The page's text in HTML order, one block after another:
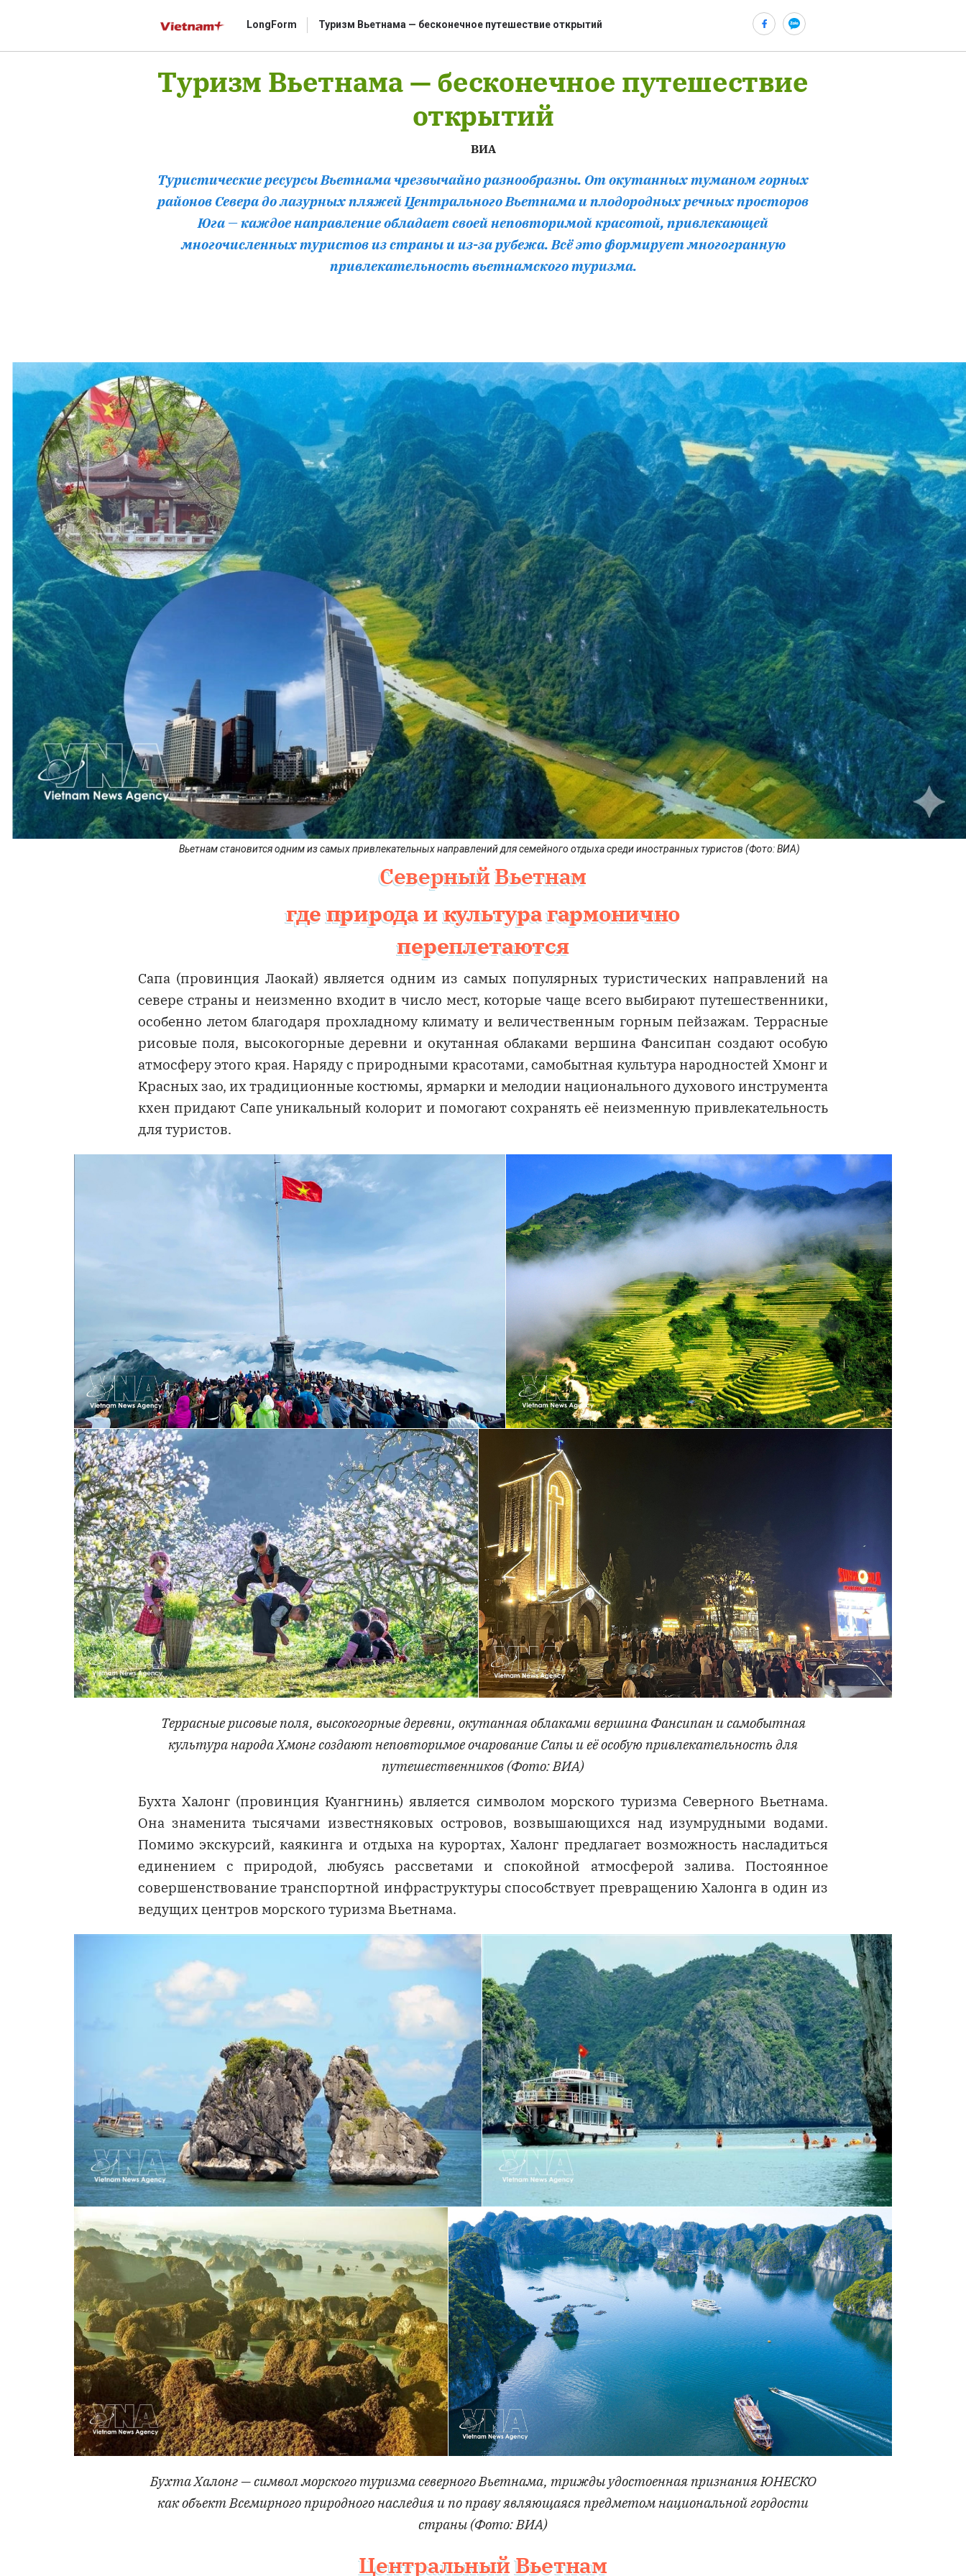
Туризм Вьетнама — бесконечное путешествие
открытий
ВИА
Туристические ресурсы Вьетнама чрезвычайно разнообразны. От окутанных туманом горных
районов Севера до лазурных пляжей Центрального Вьетнама и плодородных речных просторов
Юга — каждое направление обладает своей неповторимой красотой, привлекающей
многочисленных туристов из страны и из-за рубежа. Всё это формирует многогранную
привлекательность вьетнамского туризма.
Вьетнам становится одним из самых привлекательных направлений для семейного отдыха среди иностранных туристов (Фото: ВИА)
Северный Вьетнам
где природа и культура гармонично
переплетаются
Сапа (провинция Лаокай) является одним из самых популярных туристических направлений на
севере страны и неизменно входит в число мест, которые чаще всего выбирают путешественники,
особенно летом благодаря прохладному климату и величественным горным пейзажам. Террасные
рисовые поля, высокогорные деревни и окутанная облаками вершина Фансипан создают особую
атмосферу этого края. Наряду с природными красотами, самобытная культура народностей Хмонг и
Красных зао, их традиционные костюмы, ярмарки и мелодии национального духового инструмента
кхен придают Сапе уникальный колорит и помогают сохранять её неизменную привлекательность
для туристов.
Террасные рисовые поля, высокогорные деревни, окутанная облаками вершина Фансипан и самобытная
культура народа Хмонг создают неповторимое очарование Сапы и её особую привлекательность для
путешественников (Фото: ВИА)
Бухта Халонг (провинция Куангнинь) является символом морского туризма Северного Вьетнама.
Она знаменита тысячами известняковых островов, возвышающихся над изумрудными водами.
Помимо экскурсий, каякинга и отдыха на курортах, Халонг предлагает возможность насладиться
единением с природой, любуясь рассветами и спокойной атмосферой залива. Постоянное
совершенствование транспортной инфраструктуры способствует превращению Халонга в один из
ведущих центров морского туризма Вьетнама.
Бухта Халонг — символ морского туризма северного Вьетнама, трижды удостоенная признания ЮНЕСКО
как объект Всемирного природного наследия и по праву являющаяся предметом национальной гордости
страны (Фото: ВИА)
Центральный Вьетнам
LongForm Туризм Вьетнама — бесконечное путешествие открытий
Gửi bình luận
Hủy Gửi